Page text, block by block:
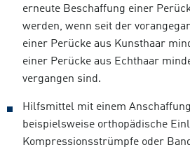
erneute Beschaffung einer
werden, wenn seit der
einer Perücke aus Kunsthaar
einer Perücke aus Echthaar
vergangen sind.
Hilfsmittel mit einem
beispielsweise orthopädische
Kompressionsstrümpfe oder